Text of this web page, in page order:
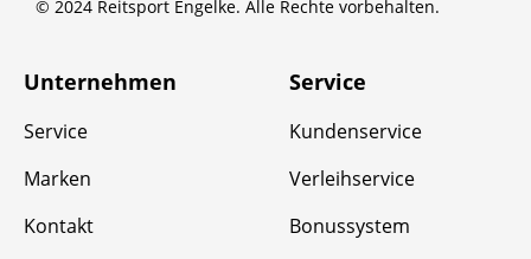
© 2024 Reitsport Engelke. Alle Rechte vorbehalten.
Unternehmen
Service
Marken
Kontakt
Service
Kundenservice
Verleihservice
Bonussystem